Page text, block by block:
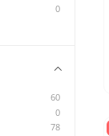
0
60
0
78